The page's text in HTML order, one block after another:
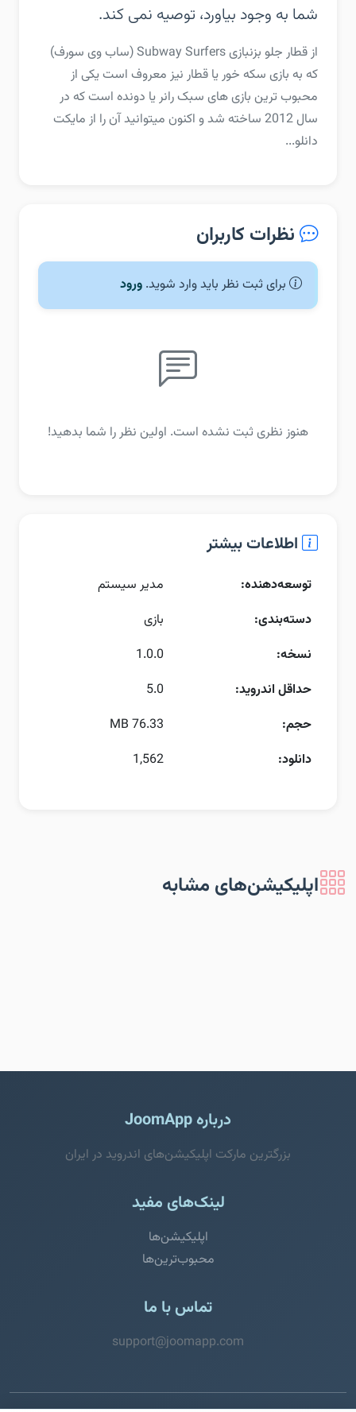
شما به وجود بیاورد، توصیه نمی کند.
از قطار جلو بزنبازی Subway Surfers (ساب وی سورف)
که به بازی سکه خور یا قطار نیز معروف است یکی از
محبوب ترین بازی های سبک رانر یا دونده است که در
سال 2012 ساخته شد و اکنون میتوانید آن را از مایکت
دانلو...
نظرات کاربران
برای ثبت نظر باید وارد شوید. ورود
هنوز نظری ثبت نشده است. اولین نظر را شما بدهید!
اطلاعات بیشتر
توسعه‌دهنده:
مدیر سیستم
دسته‌بندی:
بازی
نسخه:
1.0.0
حداقل اندروید:
5.0
حجم:
76.33 MB
دانلود:
1,562
اپلیکیشن‌های مشابه
درباره JoomApp
بزرگترین مارکت اپلیکیشن‌های اندروید در ایران
لینک‌های مفید
اپلیکیشن‌ها
محبوب‌ترین‌ها
تماس با ما
support@joomapp.com